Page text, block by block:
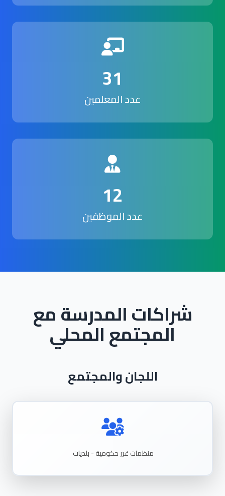
31
عدد المعلمين
12
عدد الموظفين
شراكات المدرسة مع
المجتمع المحلي
اللجان والمجتمع
منظمات غير حكومية - بلديات